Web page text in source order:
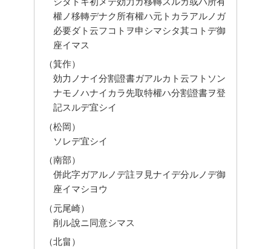
權ノ移轉デナク所有權ハ元トカラアルノガ
必要ダト云フコトヲ申シマシタ其コトデ御
座イマス
（箕作）
効力ノナイ分割證書ガアルカト云フトソン
ナモノハナイカラ先取特權ハ分割證書ヲ登
記スルデ宜シイ
（松岡）
ソレデ宜シイ
（南部）
併此字ガアルノデ註ヲ見ナイデ分ルノデ御
座イマシヨウ
（元尾崎）
削ル說ニ同意シマス
（北畠）